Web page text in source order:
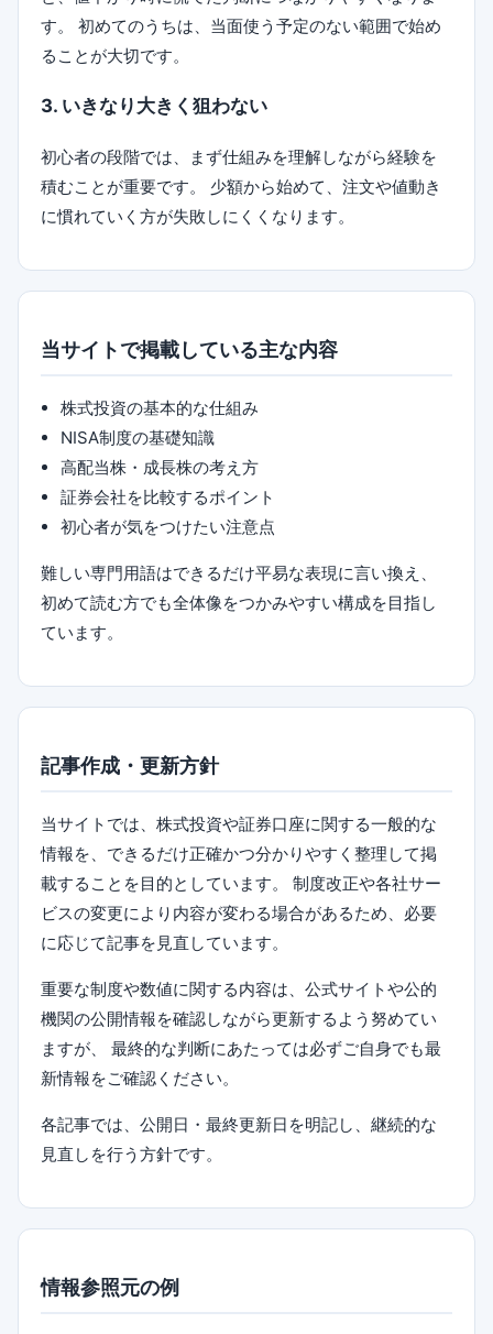
す。 初めてのうちは、当面使う予定のない範囲で始め
ることが大切です。
3. いきなり大きく狙わない
初心者の段階では、まず仕組みを理解しながら経験を
積むことが重要です。 少額から始めて、注文や値動き
に慣れていく方が失敗しにくくなります。
当サイトで掲載している主な内容
株式投資の基本的な仕組み
NISA制度の基礎知識
高配当株・成長株の考え方
証券会社を比較するポイント
初心者が気をつけたい注意点
難しい専門用語はできるだけ平易な表現に言い換え、
初めて読む方でも全体像をつかみやすい構成を目指し
ています。
記事作成・更新方針
当サイトでは、株式投資や証券口座に関する一般的な
情報を、できるだけ正確かつ分かりやすく整理して掲
載することを目的としています。 制度改正や各社サー
ビスの変更により内容が変わる場合があるため、必要
に応じて記事を見直しています。
重要な制度や数値に関する内容は、公式サイトや公的
機関の公開情報を確認しながら更新するよう努めてい
ますが、 最終的な判断にあたっては必ずご自身でも最
新情報をご確認ください。
各記事では、公開日・最終更新日を明記し、継続的な
見直しを行う方針です。
情報参照元の例